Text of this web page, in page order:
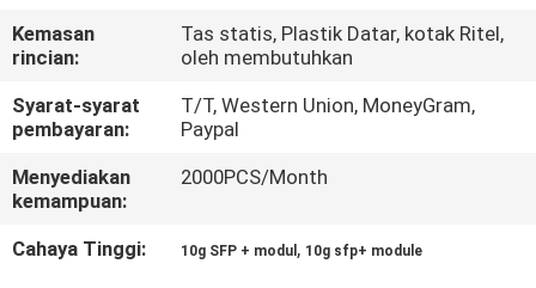
HUBUNGI
KAMI
BERITA
KASUS-
KASUS
Kemasan
rincian:
Tas statis, Plastik Datar, kotak Ritel,
oleh membutuhkan
Syarat-syarat
pembayaran:
T/T, Western Union, MoneyGram,
Paypal
Menyediakan
kemampuan:
2000PCS/Month
Cahaya Tinggi: 10g SFP + modul , 10g sfp+ module